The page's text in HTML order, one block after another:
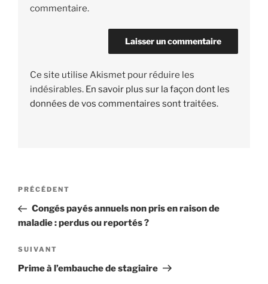
commentaire.
Ce site utilise Akismet pour réduire les
indésirables. En savoir plus sur la façon dont les
données de vos commentaires sont traitées.
Navigation
l’article
Article
précédent
PRÉCÉDENT
Congés payés annuels non pris en raison de
maladie : perdus ou reportés ?
Article
suivant
SUIVANT
Prime à l’embauche de stagiaire